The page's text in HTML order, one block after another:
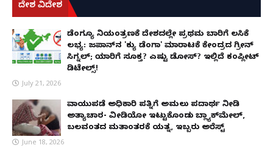
ದೇಶ ವಿದೇಶ
ಡೆಂಗ್ಯೂ ನಿಯಂತ್ರಣಕ್ಕೆ ದೇಶದಲ್ಲೇ ಪ್ರಥಮ ಬಾರಿಗೆ ಲಸಿಕೆ
ಲಭ್ಯ: ಜಪಾನ್‌ನ 'ಕ್ಯು ಡೆಂಗಾ' ಮಾರಾಟಕ್ಕೆ ಕೇಂದ್ರದ ಗ್ರೀನ್
ಸಿಗ್ನಲ್; ಯಾರಿಗೆ ಸೂಕ್ತ? ಎಷ್ಟು ಡೋಸ್? ಇಲ್ಲಿದೆ ಕಂಪ್ಲೀಟ್
ಡಿಟೇಲ್ಸ್!
July 21, 2026
ವಾಯುಪಡೆ ಅಧಿಕಾರಿ ಪತ್ನಿಗೆ ಅಮಲು ಪದಾರ್ಥ ನೀಡಿ
ಅತ್ಯಾಚಾರ- ವೀಡಿಯೋ ಇಟ್ಟುಕೊಂಡು ಬ್ಲ್ಯಾಕ್‌ಮೇಲ್,
ಬಲವಂತದ ಮತಾಂತರಕ್ಕೆ ಯತ್ನ, ಇಬ್ಬರು ಅರೆಸ್ಟ್
June 18, 2026